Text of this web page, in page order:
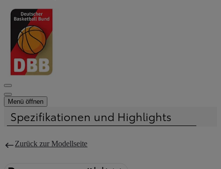
Menü öffnen
Der Preis wurde aktualisiert Der Preis für Ihre Konfiguration beträgt 0
Spezifikationen und Highlights
Zurück zur Modellseite